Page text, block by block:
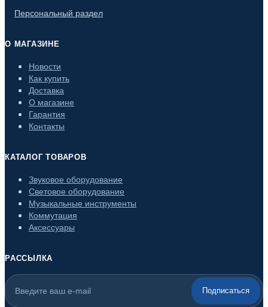
Персональный раздел
О МАГАЗИНЕ
Новости
Как купить
Доставка
О магазине
Гарантия
Контакты
КАТАЛОГ ТОВАРОВ
Звуковое оборудование
Световое оборудование
Музыкальные инструменты
Коммутация
Аксессуары
РАССЫЛКА
Подписаться